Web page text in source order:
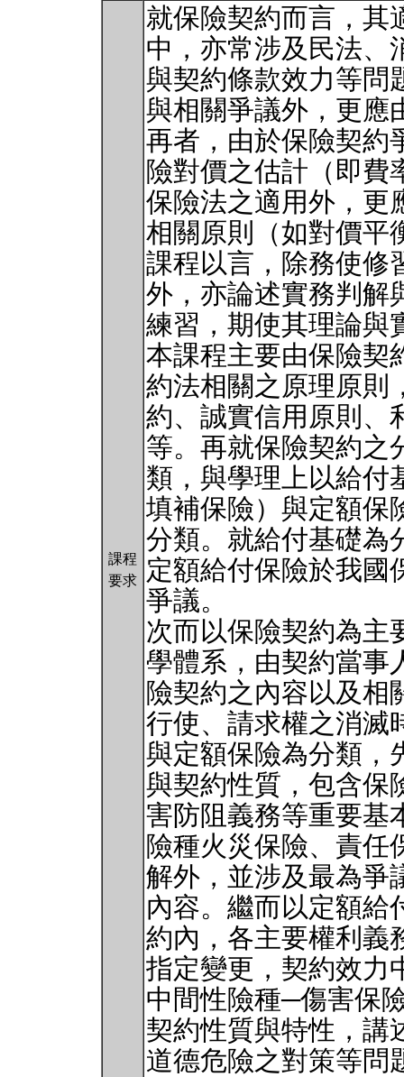
課程
要求
就保險契約而言，其
中，亦常涉及民法、
與契約條款效力等問
與相關爭議外，更應
再者，由於保險契約
險對價之估計（即費
保險法之適用外，更
相關原則（如對價平
課程以言，除務使修
外，亦論述實務判解
練習，期使其理論與
本課程主要由保險契
約法相關之原理原則
約、誠實信用原則、
等。再就保險契約之
類，與學理上以給付
填補保險）與定額保
分類。就給付基礎為
定額給付保險於我國
爭議。
次而以保險契約為主
學體系，由契約當事
險契約之內容以及相
行使、請求權之消滅
與定額保險為分類，
與契約性質，包含保
害防阻義務等重要基
險種火災保險、責任
解外，並涉及最為爭
內容。繼而以定額給
約內，各主要權利義
指定變更，契約效力
中間性險種─傷害保
契約性質與特性，講
道德危險之對策等問